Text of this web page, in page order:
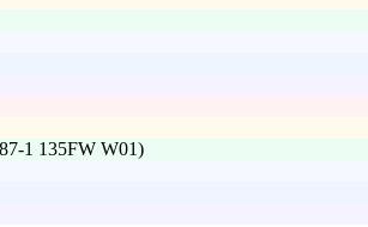
1 135FW W01)